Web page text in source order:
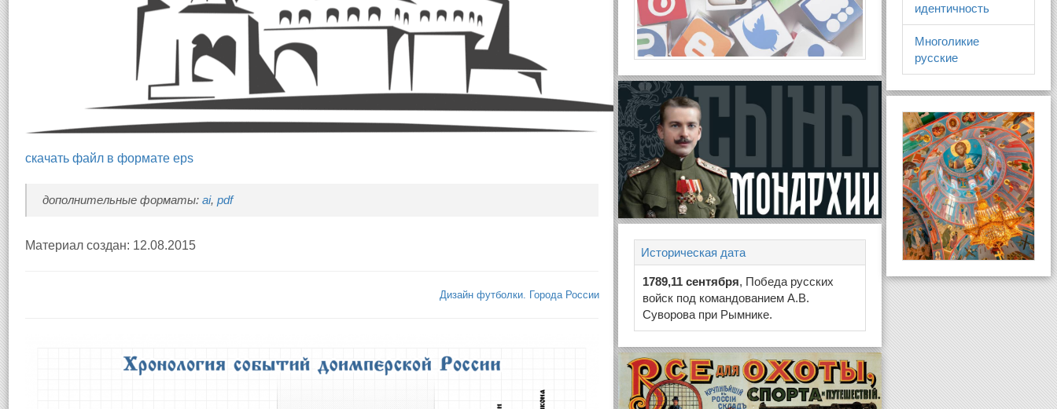
скачать файл в формате eps
дополнительные форматы: ai, pdf
Материал создан: 12.08.2015
Дизайн футболки. Города России
Историческая дата
1789,11 сентября, Победа русских
войск под командованием А.В.
Суворова при Рымнике.
идентичность
Многоликие
русские